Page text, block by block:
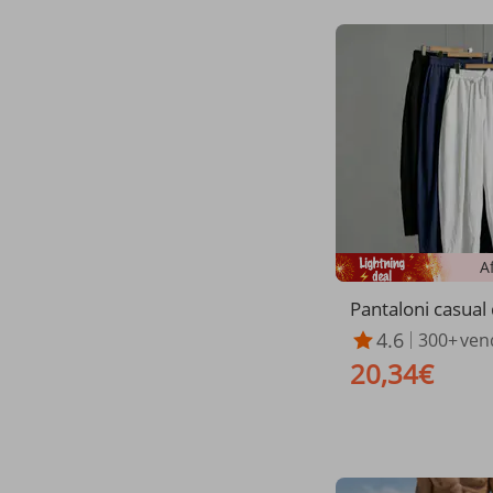
Pantaloni casual
n cotone e lino
ello lungo
estivo, stile old
4.6 300+
20,34€